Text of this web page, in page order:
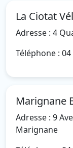
La Ciotat
Adresse : 4
Téléphone :
Marignane
Adresse : 9
Marignane